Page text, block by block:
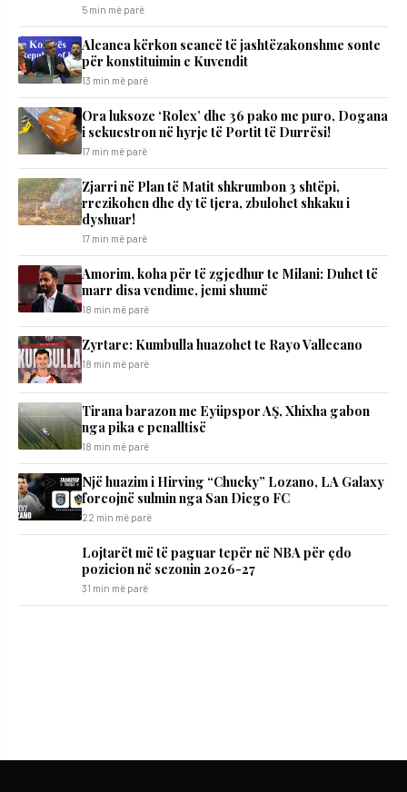
5 min më parë
Aleanca kërkon seancë të jashtëzakonshme sonte
për konstituimin e Kuvendit
13 min më parë
Ora luksoze ‘Rolex’ dhe 36 pako me puro, Dogana
i sekuestron në hyrje të Portit të Durrësi!
17 min më parë
Zjarri në Plan të Matit shkrumbon 3 shtëpi,
rrezikohen dhe dy të tjera, zbulohet shkaku i
dyshuar!
17 min më parë
Amorim, koha për të zgjedhur te Milani: Duhet të
marr disa vendime, jemi shumë
18 min më parë
Zyrtare: Kumbulla huazohet te Rayo Vallecano
18 min më parë
Tirana barazon me Eyüpspor AȘ, Xhixha gabon
nga pika e penalltisë
18 min më parë
Një huazim i Hirving “Chucky” Lozano, LA Galaxy
forcojnë sulmin nga San Diego FC
22 min më parë
Lojtarët më të paguar tepër në NBA për çdo
pozicion në sezonin 2026-27
31 min më parë